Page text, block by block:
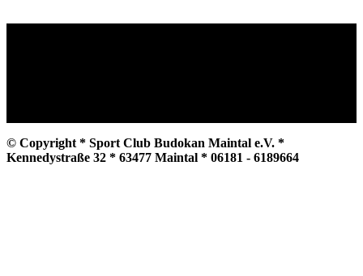
© Copyright * Sport Club Budokan Maintal e.V. *
Kennedystraße 32 * 63477 Maintal * 06181 - 6189664